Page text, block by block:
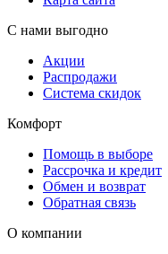
С нами выгодно
Акции
Распродажи
Система скидок
Комфорт
Помощь в выборе
Рассрочка и кредит
Обмен и возврат
Обратная связь
О компании